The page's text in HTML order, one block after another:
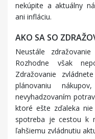
nekúpite a aktuálny
ani infláciu.
AKO SA SO
Neustále
Rozhodne však
Zdražovanie
plánovaniu
nevyhadzovaním
ktoré ešte zďaleka
spotreba je cestou k
ľahšiemu zvládnutiu